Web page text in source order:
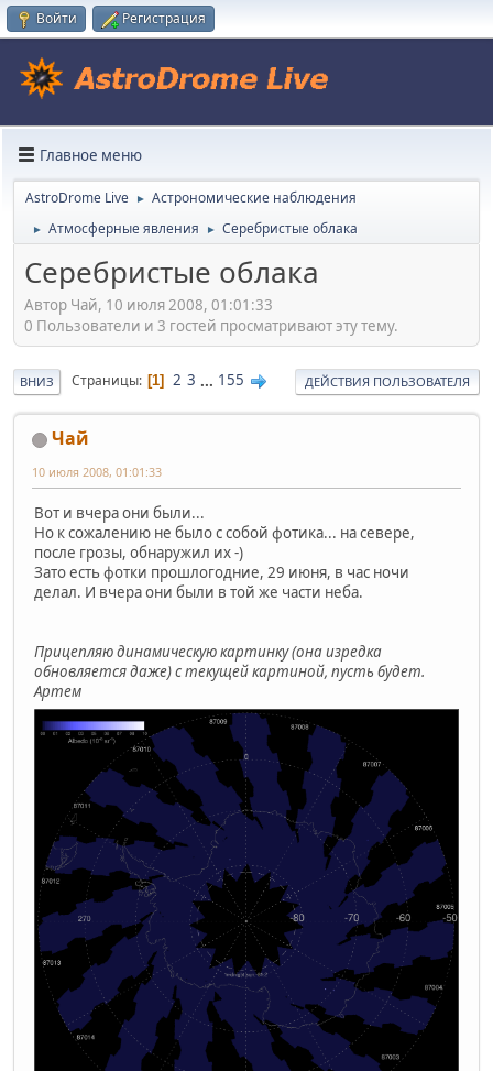
Войти Регистрация
Главное меню
AstroDrome Live ► Астрономические наблюдения
► Атмосферные явления ► Серебристые облака
Серебристые облака
Автор Чай, 10 июля 2008, 01:01:33
0 Пользователи и 3 гостей просматривают эту тему.
ВНИЗ Страницы 1 2 3 ... 155 ДЕЙСТВИЯ ПОЛЬЗОВАТЕЛЯ
Чай
10 июля 2008, 01:01:33
Вот и вчера они были...
Но к сожалению не было с собой фотика... на севере,
после грозы, обнаружил их -)
Зато есть фотки прошлогодние, 29 июня, в час ночи
делал. И вчера они были в той же части неба.
Прицепляю динамическую картинку (она изредка
обновляется даже) с текущей картиной, пусть будет.
Артем